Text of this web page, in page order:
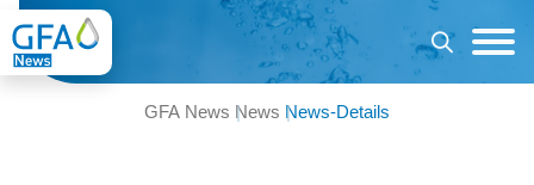
GFA News News News-Details